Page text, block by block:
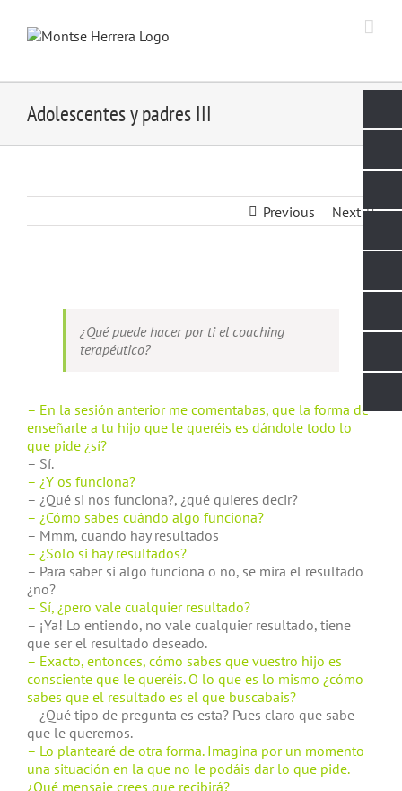
content
Adolescentes y padres III
Previous Next
Larger
¿Qué puede hacer por ti el coaching
terapéutico?
– En la sesión anterior me comentabas, que la forma de
enseñarle a tu hijo que le queréis es dándole todo lo
que pide ¿sí?
– Sí.
– ¿Y os funciona?
– ¿Qué si nos funciona?, ¿qué quieres decir?
– ¿Cómo sabes cuándo algo funciona?
– Mmm, cuando hay resultados
– ¿Solo si hay resultados?
– Para saber si algo funciona o no, se mira el resultado
¿no?
– Sí, ¿pero vale cualquier resultado?
– ¡Ya! Lo entiendo, no vale cualquier resultado, tiene
que ser el resultado deseado.
– Exacto, entonces, cómo sabes que vuestro hijo es
consciente que le queréis. O lo que es lo mismo ¿cómo
sabes que el resultado es el que buscabais?
– ¿Qué tipo de pregunta es esta? Pues claro que sabe
que le queremos.
– Lo plantearé de otra forma. Imagina por un momento
una situación en la que no le podáis dar lo que pide.
¿Qué mensaje crees que recibirá?